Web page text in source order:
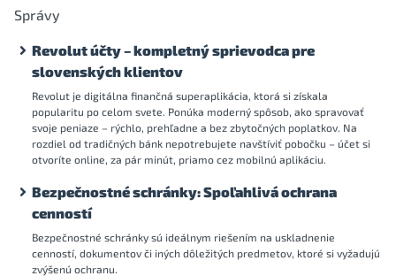
Správy
Revolut účty – kompletný sprievodca pre
slovenských klientov
Revolut je digitálna finančná superaplikácia, ktorá si získala
popularitu po celom svete. Ponúka moderný spôsob, ako spravovať
svoje peniaze – rýchlo, prehľadne a bez zbytočných poplatkov. Na
rozdiel od tradičných bánk nepotrebujete navštíviť pobočku – účet si
otvoríte online, za pár minút, priamo cez mobilnú aplikáciu.
Bezpečnostné schránky: Spoľahlivá ochrana
cenností
Bezpečnostné schránky sú ideálnym riešením na uskladnenie
cenností, dokumentov či iných dôležitých predmetov, ktoré si vyžadujú
zvýšenú ochranu.